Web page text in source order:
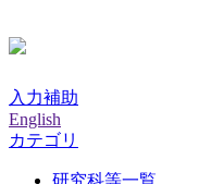
入力補助
English
カテゴリ
研究科等一覧